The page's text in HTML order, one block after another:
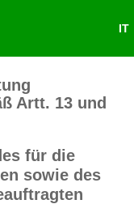
IT
Artt. 13 und
für die
sowie des